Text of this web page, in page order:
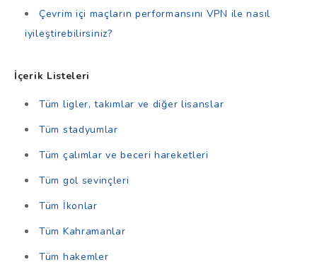
Çevrim içi maçların performansını VPN ile nasıl
iyileştirebilirsiniz?
İçerik Listeleri
Tüm ligler, takımlar ve diğer lisanslar
Tüm stadyumlar
Tüm çalımlar ve beceri hareketleri
Tüm gol sevinçleri
Tüm İkonlar
Tüm Kahramanlar
Tüm hakemler